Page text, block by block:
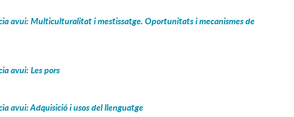
avui: Multiculturalitat i mestissatge. Oportunitats i mecanismes de
avui: Les pors
avui: Adquisició i usos del llenguatge